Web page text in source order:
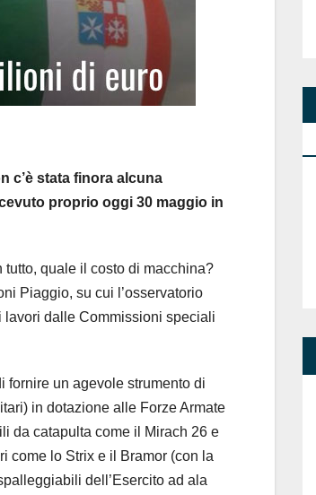
c’è stata finora alcuna
proprio oggi 30 maggio in
quale il costo di macchina?
Piaggio, su cui l’osservatorio
lavori dalle Commissioni speciali
fornire un agevole strumento di
in dotazione alle Forze Armate
da catapulta come il Mirach 26 e
come lo Strix e il Bramor (con la
dell’Esercito ad ala